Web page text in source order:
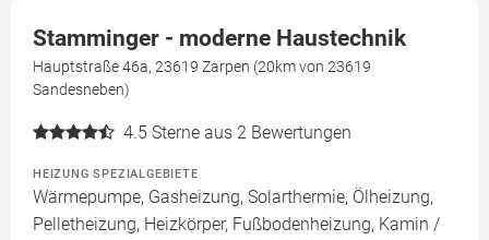
Stamminger - moderne Haustechnik
Hauptstraße 46a, 23619 Zarpen (20km von 23619
Sandesneben)
4.5 Sterne aus 2 Bewertungen
HEIZUNG SPEZIALGEBIETE
Wärmepumpe, Gasheizung, Solarthermie, Ölheizung,
Pelletheizung, Heizkörper, Fußbodenheizung, Kamin /